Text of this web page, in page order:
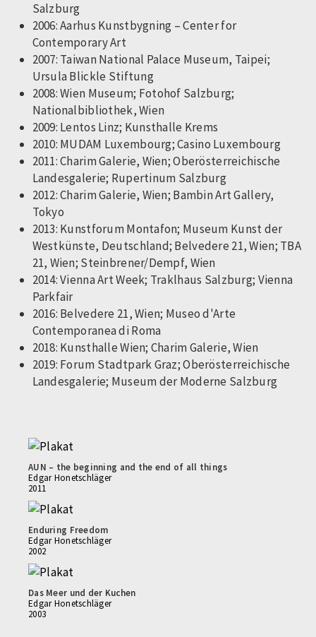
Salzburg
2006: Aarhus Kunstbygning – Center for
Contemporary Art
2007: Taiwan National Palace Museum, Taipei;
Ursula Blickle Stiftung
2008: Wien Museum; Fotohof Salzburg;
Nationalbibliothek, Wien
2009: Lentos Linz; Kunsthalle Krems
2010: MUDAM Luxembourg; Casino Luxembourg
2011: Charim Galerie, Wien; Oberösterreichische
Landesgalerie; Rupertinum Salzburg
2012: Charim Galerie, Wien; Bambin Art Gallery,
Tokyo
2013: Kunstforum Montafon; Museum Kunst der
Westkünste, Deutschland; Belvedere 21, Wien; TBA
21, Wien; Steinbrener/Dempf, Wien
2014: Vienna Art Week; Traklhaus Salzburg; Vienna
Parkfair
2016: Belvedere 21, Wien; Museo d'Arte
Contemporanea di Roma
2018: Kunsthalle Wien; Charim Galerie, Wien
2019: Forum Stadtpark Graz; Oberösterreichische
Landesgalerie; Museum der Moderne Salzburg
AUN – the beginning and the end of all things
Edgar Honetschläger
2011
Enduring Freedom
Edgar Honetschläger
2002
Das Meer und der Kuchen
Edgar Honetschläger
2003